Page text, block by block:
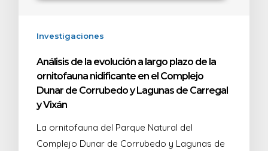
Investigaciones
Análisis de la evolución a largo plazo de la
ornitofauna nidificante en el Complejo
Dunar de Corrubedo y Lagunas de Carregal
y Vixán
La ornitofauna del Parque Natural del
Complejo Dunar de Corrubedo y Lagunas de